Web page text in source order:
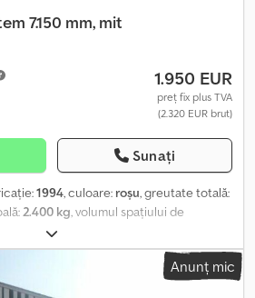
7.150 mm, mit
1.950 EUR
preț fix plus TVA
(2.320 EUR brut)
Sunați
1994, culoare: roșu, greutate totală:
2.400 kg, volumul spațiului de
spațiului de încărcare:
7.000 mm, înălțime spațiu de
demontabilă, sistem Alu BDF 7.150
demontabilă din aluminiu, sistem BDF,
Anunț mic